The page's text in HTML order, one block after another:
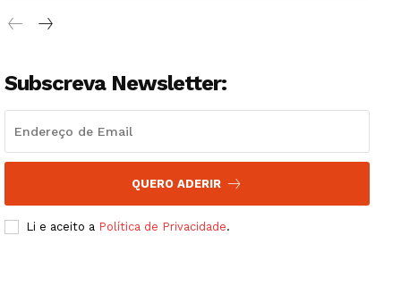
Subscreva Newsletter:
QUERO ADERIR
Li e aceito a Política de Privacidade.